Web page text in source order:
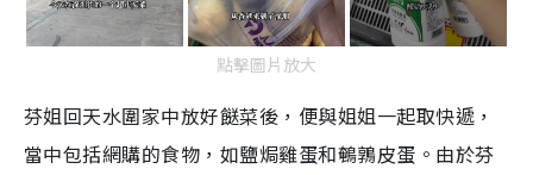
點擊圖片放大
芬姐回天水圍家中放好餸菜後，便與姐姐一起取快遞，
當中包括網購的食物，如鹽焗雞蛋和鵪鶉皮蛋。由於芬